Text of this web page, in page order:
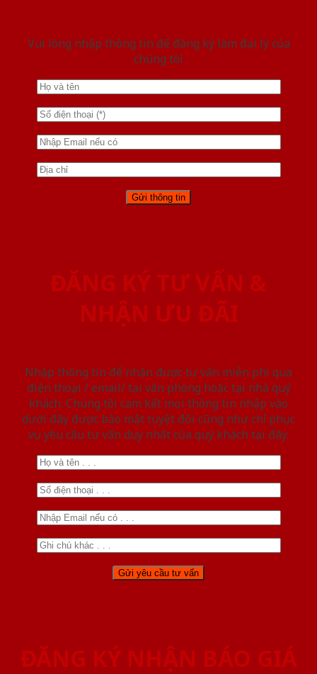
Vui lòng nhập thông tin để đăng ký làm đại lý của
chúng tôi
ĐĂNG KÝ TƯ VẤN &
NHẬN ƯU ĐÃI
Nhập thông tin để nhận được tư vấn miễn phí qua
điện thoại / email/ tại văn phòng hoặc tại nhà quý
khách. Chúng tôi cam kết mọi thông tin nhập vào
dưới đây được bảo mật tuyệt đối cũng như chỉ phục
vụ yêu cầu tư vấn duy nhất của quý khách tại đây.
ĐĂNG KÝ NHẬN BÁO GIÁ